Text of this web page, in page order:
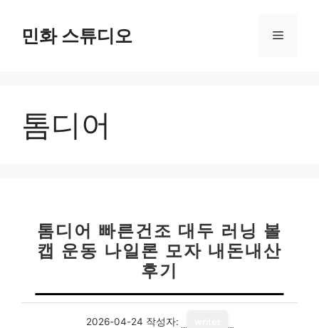
민화 스튜디오 메
톰디어
톰디어 빠른건조 대두 러닝 볼
캡 운동 나일론 모자 내돈내산
후기
2026-04-24 작성자: